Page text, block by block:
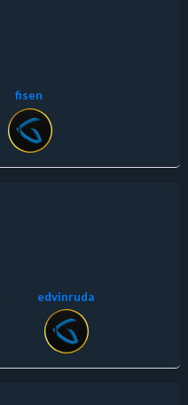
fisen
edvinruda